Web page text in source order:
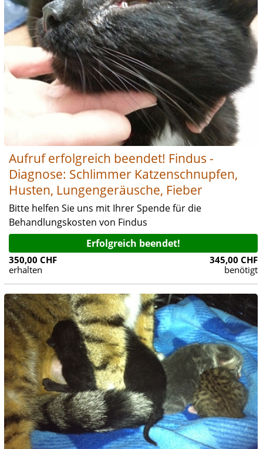
Aufruf erfolgreich beendet! Findus -
Diagnose: Schlimmer Katzenschnupfen,
Husten, Lungengeräusche, Fieber
Bitte helfen Sie uns mit Ihrer Spende für die
Behandlungskosten von Findus
Erfolgreich beendet!
350,00 CHF
erhalten
345,00 CHF
benötigt